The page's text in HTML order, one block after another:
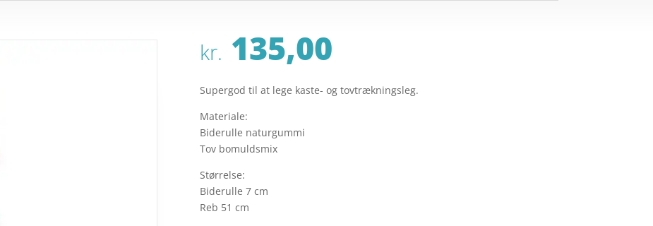
kr. 135,00
Supergod til at lege kaste- og tovtrækningsleg.
Materiale:
Biderulle naturgummi
Tov bomuldsmix
Størrelse:
Biderulle 7 cm
Reb 51 cm